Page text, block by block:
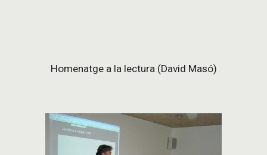
Homenatge a la lectura (David Masó)